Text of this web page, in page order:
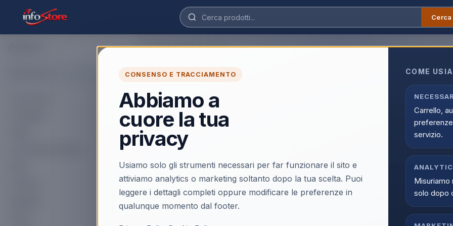
CONSENSO E TRACCIAMENTO
Abbiamo a
cuore la tua
privacy
Usiamo solo gli strumenti necessari per far funzionare il sito e
attiviamo analytics o marketing soltanto dopo la tua scelta. Puoi
leggere i dettagli completi oppure modificare le preferenze in
qualunque momento dal footer.
COME
Carrello,
servizio.
Misuriamo
solo dopo
Cerca
DIDIESSE
77 prodotti DIDIESSE
ULTIMI PEZZI
DIDIESSE
DECALCIFICANTE DIDIESSE
BOMBA PLUS
Scopri il prodotto
Macchina Da Caffè
Scopri il prodotto
DIDIESSE
RICAMBI
Scopri il
DIDIESSE